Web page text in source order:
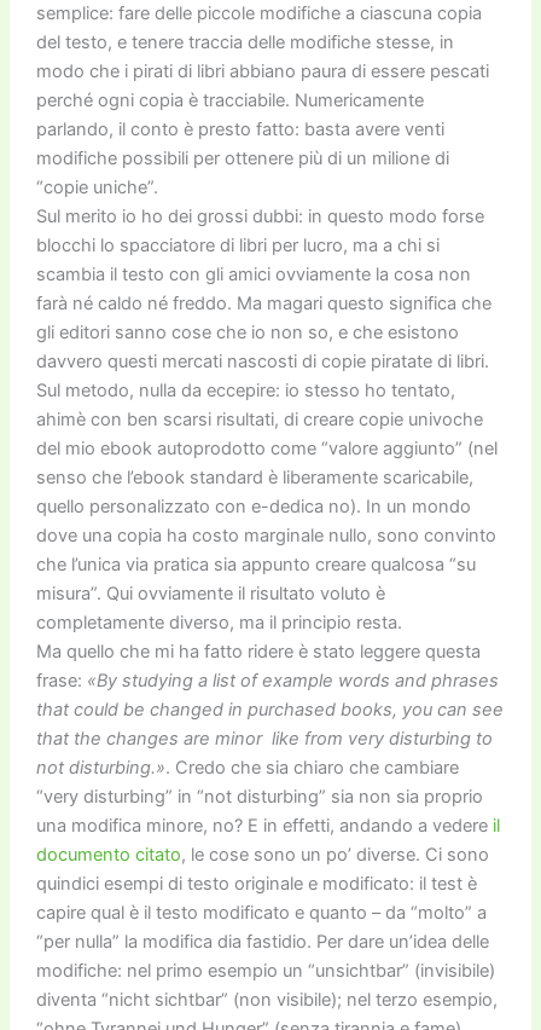
semplice: fare delle piccole modifiche a ciascuna copia
del testo, e tenere traccia delle modifiche stesse, in
modo che i pirati di libri abbiano paura di essere pescati
perché ogni copia è tracciabile. Numericamente
parlando, il conto è presto fatto: basta avere venti
modifiche possibili per ottenere più di un milione di
“copie uniche”.
Sul merito io ho dei grossi dubbi: in questo modo forse
blocchi lo spacciatore di libri per lucro, ma a chi si
scambia il testo con gli amici ovviamente la cosa non
farà né caldo né freddo. Ma magari questo significa che
gli editori sanno cose che io non so, e che esistono
davvero questi mercati nascosti di copie piratate di libri.
Sul metodo, nulla da eccepire: io stesso ho tentato,
ahimè con ben scarsi risultati, di creare copie univoche
del mio ebook autoprodotto come “valore aggiunto” (nel
senso che l’ebook standard è liberamente scaricabile,
quello personalizzato con e-dedica no). In un mondo
dove una copia ha costo marginale nullo, sono convinto
che l’unica via pratica sia appunto creare qualcosa “su
misura”. Qui ovviamente il risultato voluto è
completamente diverso, ma il principio resta.
Ma quello che mi ha fatto ridere è stato leggere questa
frase: «By studying a list of example words and phrases
that could be changed in purchased books, you can see
that the changes are minor  like from very disturbing to
not disturbing.». Credo che sia chiaro che cambiare
“very disturbing” in “not disturbing” sia non sia proprio
una modifica minore, no? E in effetti, andando a vedere il
documento citato, le cose sono un po’ diverse. Ci sono
quindici esempi di testo originale e modificato: il test è
capire qual è il testo modificato e quanto – da “molto” a
“per nulla” la modifica dia fastidio. Per dare un’idea delle
modifiche: nel primo esempio un “unsichtbar” (invisibile)
diventa “nicht sichtbar” (non visibile); nel terzo esempio,